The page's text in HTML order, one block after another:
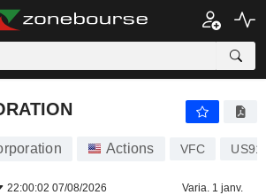
Actions VFC
22:00:02 07/08/2026 Varia. 1 janv.